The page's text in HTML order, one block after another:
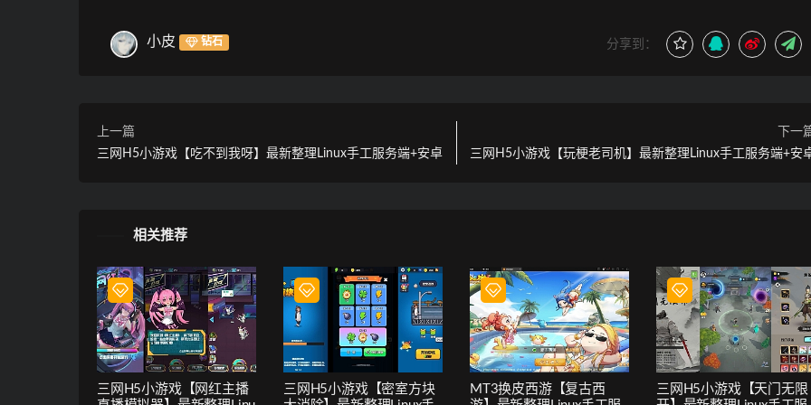
小皮 钻石 分享到：
上一篇
三网H5小游戏【吃不到我呀】最新整理Linux手工服务端+安卓
下一
三网H5小游戏【玩梗老司机】最新整理Linux手工服务端+安
相关推荐
三网H5小游戏【网红主播
三网H5小游戏【密室方块
MT3换皮西游【复古西
三网H5小游戏【天门无限